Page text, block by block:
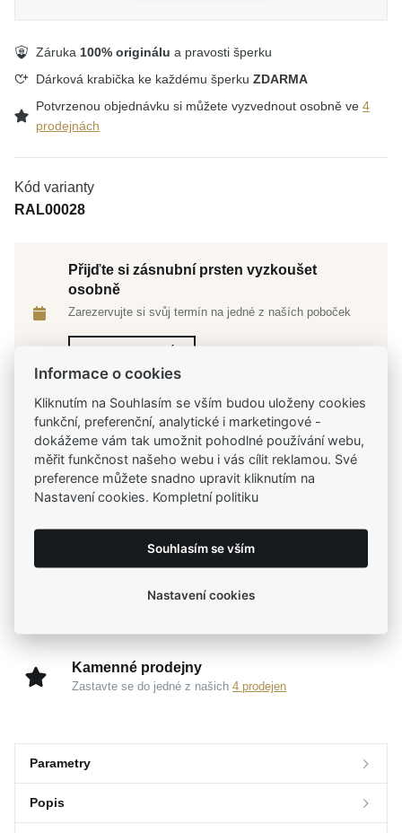
Záruka 100% originálu a pravosti šperku
Dárková krabička ke každému šperku ZDARMA
Potvrzenou objednávku si můžete vyzvednout osobně ve 4
prodejnách
Kód varianty
RAL00028
Přijďte si zásnubní prsten vyzkoušet
osobně
Zarezervujte si svůj termín na jedné z naších poboček
Tradiční česká firma
Už od roku 2001 jsme součástí vašich příběhů
Na našem e-shopu máte výběr z tisíců šperků
Garance vysoké kvality
Kamenné prodejny
Zastavte se do jedné z našich 4 prodejen
Parametry
Parametry a specifikace
Popis
Informace o cookies
Kliknutím na Souhlasím se vším budou uloženy cookies
funkční, preferenční, analytické i marketingové -
dokážeme vám tak umožnit pohodlné používání webu,
měřit funkčnost našeho webu i vás cílit reklamou. Své
preference můžete snadno upravit kliknutím na
Nastavení cookies. Kompletní politiku
Souhlasím se vším
Nastavení cookies